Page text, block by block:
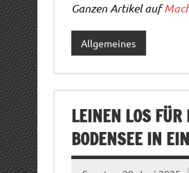
Ganzen Artikel auf
Allgemeines
LEINEN LOS FÜR
BODENSEE IN